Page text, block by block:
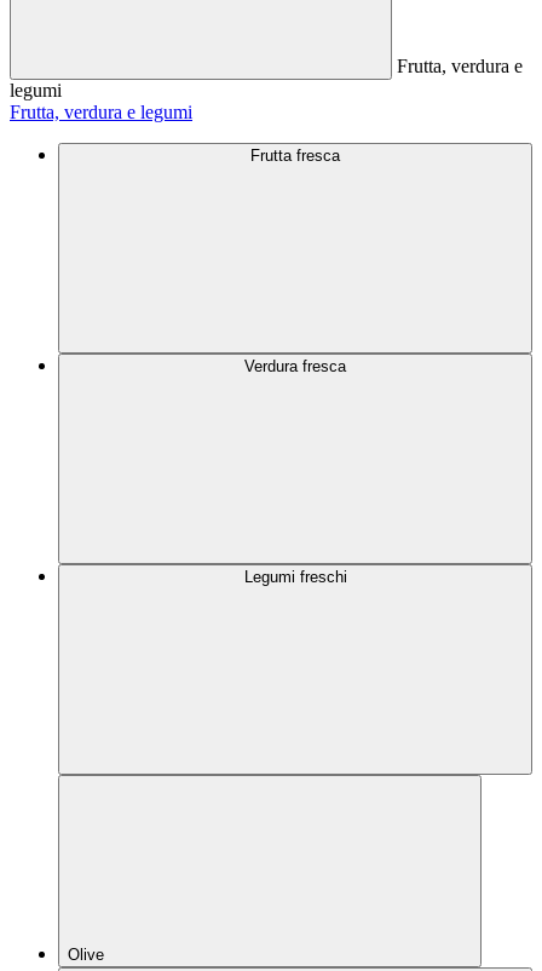
Frutta, verdura e
legumi
Frutta, verdura e legumi
Frutta fresca
Verdura fresca
Legumi freschi
Olive